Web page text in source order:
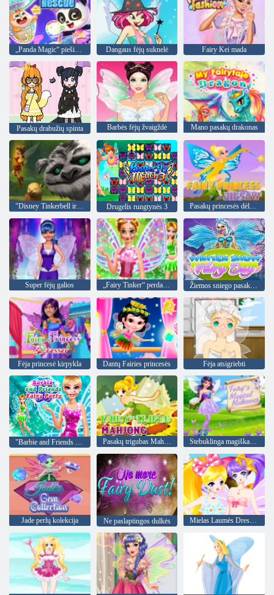
Dangaus fėjų suknelė Fairy Kei mada
Pasakų drabužių spinta Barbės fėjų žvaigždė Mano pasakų drakonas
"Disney Tinkerbell ir iš Neverbeast Pixie Tuščiaviduriai Leidžiama atsivežti legenda Drugelis rungtynės 3 Pasakų princesės dėlionė
Super fėjų galios „Fairy Tinker“ perdarymas Žiemos sniego pasakos diena
Fėja princesė kirpykla Dantų Fairies princesės Fėja atsigriebti
"Barbie and Friends Fairy Party" Pasakų trigubas Mahjongas Stebuklinga magiška perdaryti
Jade perlų kolekcija Ne paslaptingos dulkės Mielas Laumės Dress Up